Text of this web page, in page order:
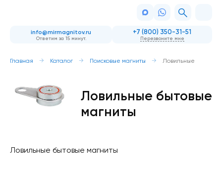
info@mirmagnitov.ru
Ответим за 15 минут.
+7 (800) 350-31-51
Перезвоните мне
Главная Каталог Поисковые магниты Ловильные
Ловильные бытовые
магниты
Ловильные бытовые магниты